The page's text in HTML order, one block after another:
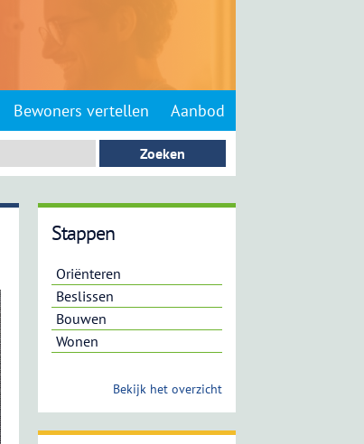
Bewoners vertellen Aanbod
Stappen
Oriënteren
Beslissen
Bouwen
Wonen
Bekijk het overzicht